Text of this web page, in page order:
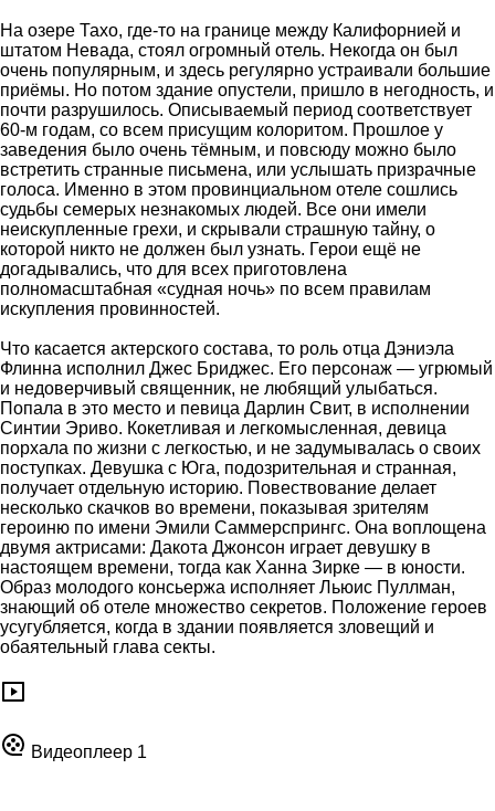
На озере Тахо, где-то на границе между Калифорнией и
штатом Невада, стоял огромный отель. Некогда он был
очень популярным, и здесь регулярно устраивали большие
приёмы. Но потом здание опустели, пришло в негодность, и
почти разрушилось. Описываемый период соответствует
60-м годам, со всем присущим колоритом. Прошлое у
заведения было очень тёмным, и повсюду можно было
встретить странные письмена, или услышать призрачные
голоса. Именно в этом провинциальном отеле сошлись
судьбы семерых незнакомых людей. Все они имели
неискупленные грехи, и скрывали страшную тайну, о
которой никто не должен был узнать. Герои ещё не
догадывались, что для всех приготовлена
полномасштабная «судная ночь» по всем правилам
искупления провинностей.
Что касается актерского состава, то роль отца Дэниэла
Флинна исполнил Джес Бриджес. Его персонаж — угрюмый
и недоверчивый священник, не любящий улыбаться.
Попала в это место и певица Дарлин Свит, в исполнении
Синтии Эриво. Кокетливая и легкомысленная, девица
порхала по жизни с легкостью, и не задумывалась о своих
поступках. Девушка с Юга, подозрительная и странная,
получает отдельную историю. Повествование делает
несколько скачков во времени, показывая зрителям
героиню по имени Эмили Саммерспрингс. Она воплощена
двумя актрисами: Дакота Джонсон играет девушку в
настоящем времени, тогда как Ханна Зирке — в юности.
Образ молодого консьержа исполняет Льюис Пуллман,
знающий об отеле множество секретов. Положение героев
усугубляется, когда в здании появляется зловещий и
обаятельный глава секты.
Видеоплеер 1